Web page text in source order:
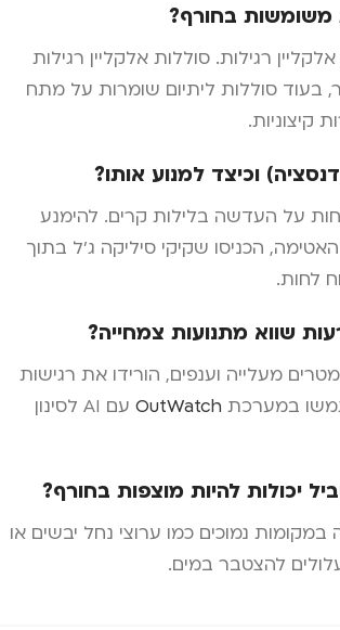
משומשות בחורף?
רגילות. סוללות אלקליין רגילות
בעוד סוללות ליתיום שומרות על מתח
קיצוניות.
וכיצד למנוע אותו?
על העדשה בלילות קרים. להימנע
הכניסו שקיקי סיליקה ג'ל בתוך
לחות.
שווא מתנועות צמחייה?
נקו את רדיוס 3-4 מטרים מעלייה וענפים, הורידו את רגישות
OutWatch
עם AI לסינון
יכולות להיות מוצפות בחורף?
נמוכים כמו ערוצי נחל יבשים או
להצטבר במים.